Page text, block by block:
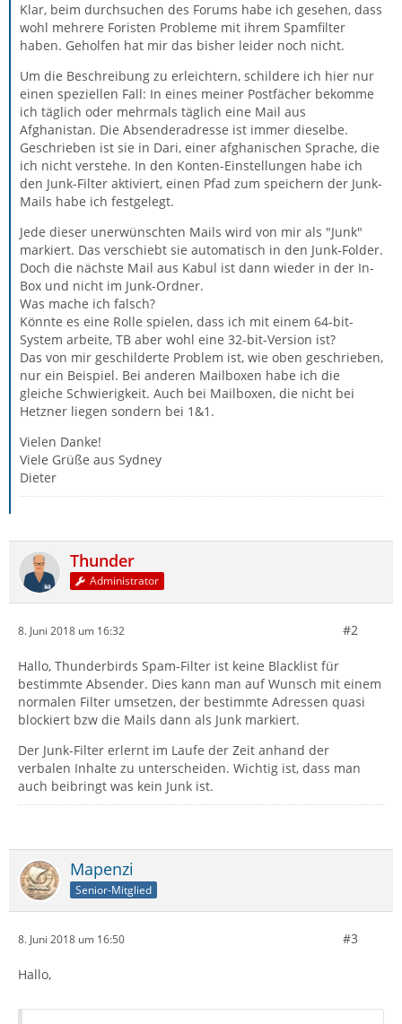
Klar, beim durchsuchen des Forums habe ich gesehen, dass
wohl mehrere Foristen Probleme mit ihrem Spamfilter
haben. Geholfen hat mir das bisher leider noch nicht.
Um die Beschreibung zu erleichtern, schildere ich hier nur
einen speziellen Fall: In eines meiner Postfächer bekomme
ich täglich oder mehrmals täglich eine Mail aus
Afghanistan. Die Absenderadresse ist immer dieselbe.
Geschrieben ist sie in Dari, einer afghanischen Sprache, die
ich nicht verstehe. In den Konten-Einstellungen habe ich
den Junk-Filter aktiviert, einen Pfad zum speichern der Junk-
Mails habe ich festgelegt.
Jede dieser unerwünschten Mails wird von mir als "Junk"
markiert. Das verschiebt sie automatisch in den Junk-Folder.
Doch die nächste Mail aus Kabul ist dann wieder in der In-
Box und nicht im Junk-Ordner.
Was mache ich falsch?
Könnte es eine Rolle spielen, dass ich mit einem 64-bit-
System arbeite, TB aber wohl eine 32-bit-Version ist?
Das von mir geschilderte Problem ist, wie oben geschrieben,
nur ein Beispiel. Bei anderen Mailboxen habe ich die
gleiche Schwierigkeit. Auch bei Mailboxen, die nicht bei
Hetzner liegen sondern bei 1&1.
Vielen Danke!
Viele Grüße aus Sydney
Dieter
Thunder
Administrator
8. Juni 2018 um 16:32 #2
Hallo, Thunderbirds Spam-Filter ist keine Blacklist für
bestimmte Absender. Dies kann man auf Wunsch mit einem
normalen Filter umsetzen, der bestimmte Adressen quasi
blockiert bzw die Mails dann als Junk markiert.
Der Junk-Filter erlernt im Laufe der Zeit anhand der
verbalen Inhalte zu unterscheiden. Wichtig ist, dass man
auch beibringt was kein Junk ist.
Mapenzi
Senior-Mitglied
8. Juni 2018 um 16:50 #3
Hallo,